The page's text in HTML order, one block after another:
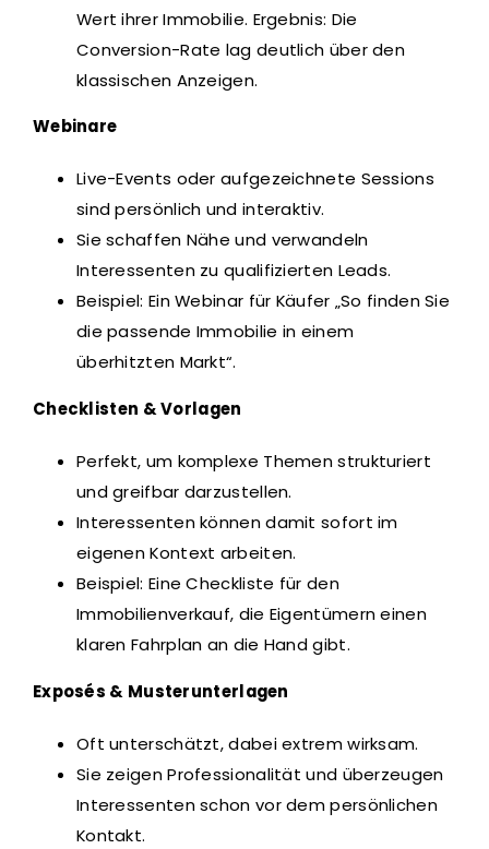
Wert ihrer Immobilie. Ergebnis: Die
Conversion-Rate lag deutlich über den
klassischen Anzeigen.
Webinare
Live-Events oder aufgezeichnete Sessions
sind persönlich und interaktiv.
Sie schaffen Nähe und verwandeln
Interessenten zu qualifizierten Leads.
Beispiel: Ein Webinar für Käufer „So finden Sie
die passende Immobilie in einem
überhitzten Markt“.
Checklisten & Vorlagen
Perfekt, um komplexe Themen strukturiert
und greifbar darzustellen.
Interessenten können damit sofort im
eigenen Kontext arbeiten.
Beispiel: Eine Checkliste für den
Immobilienverkauf, die Eigentümern einen
klaren Fahrplan an die Hand gibt.
Exposés & Musterunterlagen
Oft unterschätzt, dabei extrem wirksam.
Sie zeigen Professionalität und überzeugen
Interessenten schon vor dem persönlichen
Kontakt.